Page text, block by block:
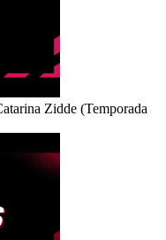
Zidde (Temporada